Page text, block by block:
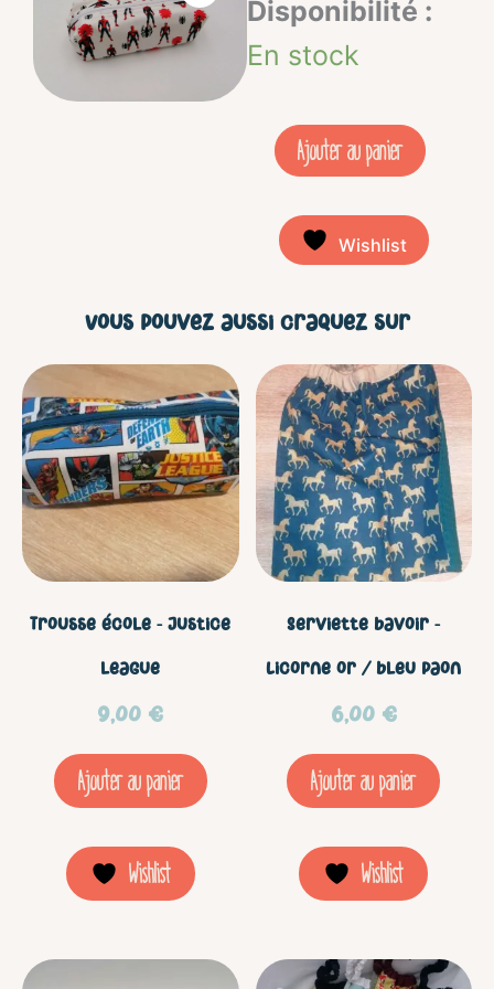
Disponibilité :
En stock
quantité
de
école
Spiderman
Ajouter au panier
Wishlist
Vous pouvez aussi craquez sur
Trousse école – Justice
league
9,00 €
Ajouter au panier
Wishlist
Serviette bavoir –
Licorne or / bleu paon
6,00 €
Ajouter au panier
Wishlist
Ce